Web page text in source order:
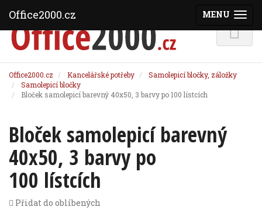
Office2000.cz Kancelářské potřeby
Samolepicí bločky, záložky
Samolepicí bločky
Bloček samolepicí barevný 40x50, 3 barvy po 100 lístcích
Bloček samolepicí barevný
40x50, 3 barvy po
100 lístcích
Přidat do oblíbených
MENU
Office2000.cz